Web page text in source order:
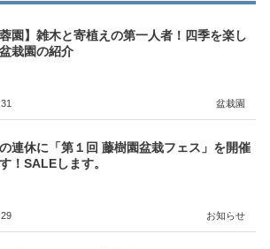
蓉園】雑木と寄植えの第一人者！四季を楽し
栽園の紹介
盆栽園
連休に「第１回 藤樹園盆栽フェス」を開催
！SALEします。
お知らせ